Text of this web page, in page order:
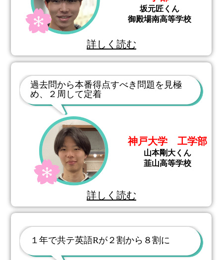
坂元匠くん
御殿場南高等学校
詳しく読む
過去問から本番得点すべき問題を見極
め、２周して定着
神戸大学 工学部
山本剛大くん
韮山高等学校
詳しく読む
１年で共テ英語Rが２割から８割に